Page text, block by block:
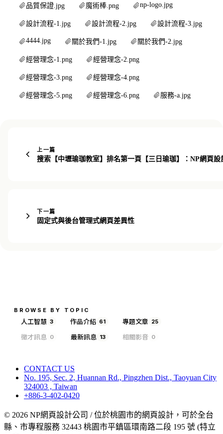
品質保證.jpg 魔術棒.png np-logo.jpg
設計流程-1.jpg 設計流程-2.jpg 設計流程-3.jpg
4444.jpg 關於我們-1.jpg 關於我們-2.jpg
經營理念-1.png 經營理念-2.png
經營理念-3.png 經營理念-4.png
經營理念-5.png 經營理念-6.png 服務-a.jpg
上一篇
搜索【中壢瑜珈教室】排名第一頁【三日瑜珈】：NP網頁設
下一篇
固定式與後台管理式網頁差異性
BROWSE BY TOPIC
人工智慧 3 作品介紹 61 專題文章 25
徵才訊息 0 最新訊息 13 相關影音 0
CONTACT US
No. 195, Sec. 2, Huannan Rd., Pingzhen Dist., Taoyuan City
324003 , Taiwan
+886-3-402-0420
© 2026 NP網頁設計公司 / 位於桃園市的網頁設計，可於全台
縣、市專程服務 32443 桃園市平鎮區環南路二段 195 號 (特立